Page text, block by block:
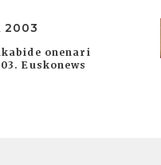
2003
onenari
Euskonews